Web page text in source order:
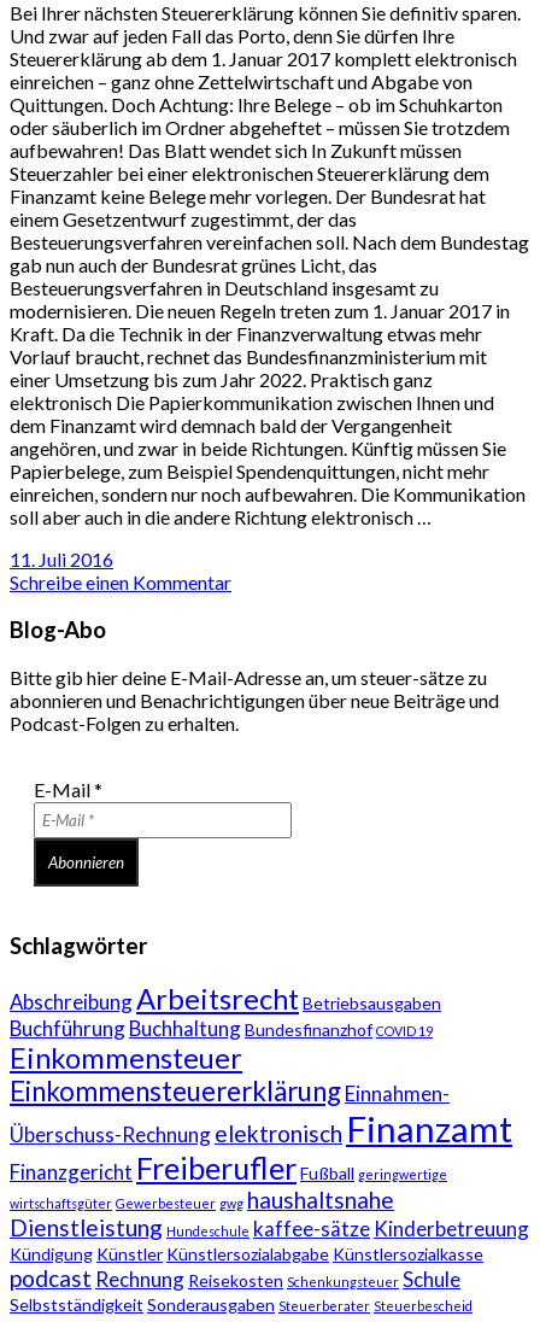
Bei Ihrer nächsten Steuererklärung können Sie definitiv sparen.
Und zwar auf jeden Fall das Porto, denn Sie dürfen Ihre
Steuererklärung ab dem 1. Januar 2017 komplett elektronisch
einreichen – ganz ohne Zettelwirtschaft und Abgabe von
Quittungen. Doch Achtung: Ihre Belege – ob im Schuhkarton
oder säuberlich im Ordner abgeheftet – müssen Sie trotzdem
aufbewahren! Das Blatt wendet sich In Zukunft müssen
Steuerzahler bei einer elektronischen Steuererklärung dem
Finanzamt keine Belege mehr vorlegen. Der Bundesrat hat
einem Gesetzentwurf zugestimmt, der das
Besteuerungsverfahren vereinfachen soll. Nach dem Bundestag
gab nun auch der Bundesrat grünes Licht, das
Besteuerungsverfahren in Deutschland insgesamt zu
modernisieren. Die neuen Regeln treten zum 1. Januar 2017 in
Kraft. Da die Technik in der Finanzverwaltung etwas mehr
Vorlauf braucht, rechnet das Bundesfinanzministerium mit
einer Umsetzung bis zum Jahr 2022. Praktisch ganz
elektronisch Die Papierkommunikation zwischen Ihnen und
dem Finanzamt wird demnach bald der Vergangenheit
angehören, und zwar in beide Richtungen. Künftig müssen Sie
Papierbelege, zum Beispiel Spendenquittungen, nicht mehr
einreichen, sondern nur noch aufbewahren. Die Kommunikation
soll aber auch in die andere Richtung elektronisch …
11. Juli 2016
Schreibe einen Kommentar
Blog-Abo
Bitte gib hier deine E-Mail-Adresse an, um steuer-sätze zu
abonnieren und Benachrichtigungen über neue Beiträge und
Podcast-Folgen zu erhalten.
E-Mail*
Schlagwörter
AbschreibungArbeitsrechtBetriebsausgaben
BuchführungBuchhaltungBundesfinanzhof COVID 19
Einkommensteuer
EinkommensteuererklärungEinnahmen-
Überschuss-Rechnungelektronisch Finanzamt
Finanzgericht FreiberuflerFußball geringwertige
wirtschaftsgüter Gewerbesteuer gwg haushaltsnahe
Dienstleistung Hundeschule kaffee-sätze Kinderbetreuung
Kündigung Künstler Künstlersozialabgabe Künstlersozialkasse
podcast Rechnung Reisekosten Schenkungsteuer Schule
Selbstständigkeit Sonderausgaben Steuerberater Steuerbescheid